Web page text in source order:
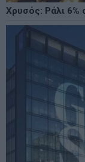
Χρυσός: Ράλι